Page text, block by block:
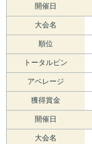
開催日
大会名
順位
トータルピン
アベレージ
獲得賞金
開催日
大会名